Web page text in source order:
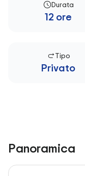
Durata
12 ore
Tipo
Privato
Panoramica